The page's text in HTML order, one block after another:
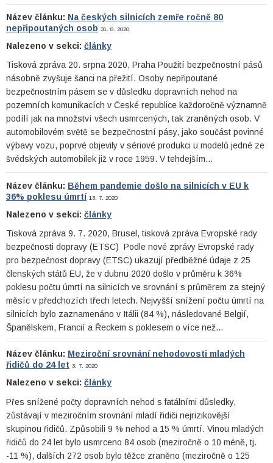
Název článku: Na českých silnicích zemře ročně 80
nepřipoutaných osob 31. 8. 2020
Nalezeno v sekci: články
Tisková zpráva 20. srpna 2020, Praha Použití bezpečnostní pásů
násobně zvyšuje šanci na přežití. Osoby nepřipoutané
bezpečnostním pásem se v důsledku dopravních nehod na
pozemních komunikacích v České republice každoročně významně
podílí jak na množství všech usmrcených, tak zraněných osob. V
automobilovém světě se bezpečnostní pásy, jako součást povinné
výbavy vozu, poprvé objevily v sériové produkci u modelů jedné ze
švédských automobilek již v roce 1959. V tehdejším…
Název článku: Během pandemie došlo na silnicích v EU k
36% poklesu úmrtí 13. 7. 2020
Nalezeno v sekci: články
Tisková zpráva 9. 7. 2020, Brusel, tisková zpráva Evropské rady
bezpečnosti dopravy (ETSC) Podle nové zprávy Evropské rady
pro bezpečnost dopravy (ETSC) ukazují předběžné údaje z 25
členských států EU, že v dubnu 2020 došlo v průměru k 36%
poklesu počtu úmrtí na silnicích ve srovnání s průměrem za stejný
měsíc v předchozích třech letech. Nejvyšší snížení počtu úmrtí na
silnicích bylo zaznamenáno v Itálii (84 %), následované Belgií,
Španělskem, Francií a Řeckem s poklesem o více než…
Název článku: Meziroční srovnání nehodovosti mladých
řidičů do 24 let 3. 7. 2020
Nalezeno v sekci: články
Přes snížené počty dopravních nehod s fatálními důsledky,
zůstávají v meziročním srovnání mladí řidiči nejrizikovější
skupinou řidičů. Způsobili 9 % nehod a 15 % úmrtí. Vinou mladých
řidičů do 24 let bylo usmrceno 84 osob (meziročně o 10 méně, tj.
-11 %), dalších 272 osob bylo těžce zraněno (meziročně o 125